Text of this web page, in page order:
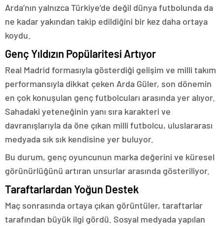
Arda’nın yalnızca Türkiye’de değil dünya futbolunda da
ne kadar yakından takip edildiğini bir kez daha ortaya
koydu.
Genç Yıldızın Popülaritesi Artıyor
Real Madrid formasıyla gösterdiği gelişim ve milli takım
performansıyla dikkat çeken Arda Güler, son dönemin
en çok konuşulan genç futbolcuları arasında yer alıyor.
Sahadaki yeteneğinin yanı sıra karakteri ve
davranışlarıyla da öne çıkan milli futbolcu, uluslararası
medyada sık sık kendisine yer buluyor.
Bu durum, genç oyuncunun marka değerini ve küresel
görünürlüğünü artıran unsurlar arasında gösteriliyor.
Taraftarlardan Yoğun Destek
Maç sonrasında ortaya çıkan görüntüler, taraftarlar
tarafından büyük ilgi gördü. Sosyal medyada yapılan